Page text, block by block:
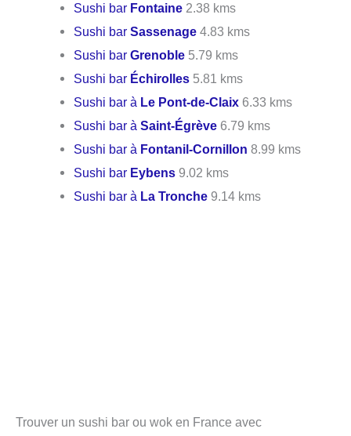
Sushi bar Fontaine 2.38 kms
Sushi barSassenage 4.83 kms
Sushi barGrenoble 5.79 kms
Sushi bar Échirolles 5.81 kms
Sushi bar à Le Pont-de-Claix 6.33 kms
Sushi bar àSaint-Égrève 6.79 kms
Sushi bar à Fontanil-Cornillon 8.99 kms
Sushi bar Eybens 9.02 kms
Sushi bar à La Tronche 9.14 kms
Trouver un sushi bar ou wok en France avec